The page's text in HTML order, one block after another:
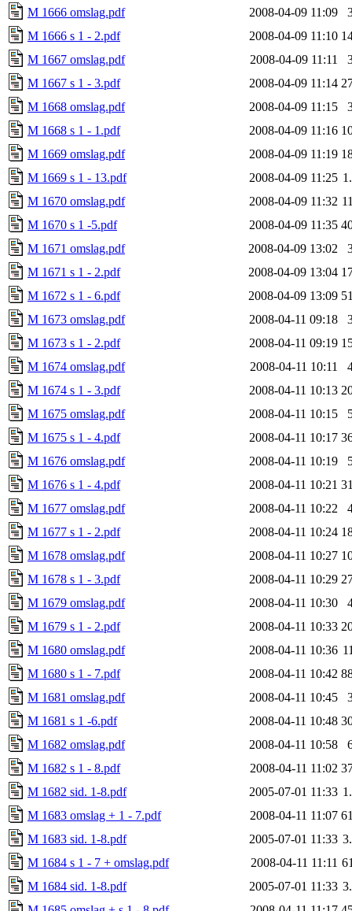
M 1666 omslag.pdf 2008-04-09 11:09
M 1666 s 1 - 2.pdf
2008-04-09 11:10
M 1667 omslag.pdf
2008-04-09 11:11
M 1667 s 1 - 3.pdf
2008-04-09 11:14
M 1668 omslag.pdf
2008-04-09 11:15
M 1668 s 1 - 1.pdf
2008-04-09 11:16
M 1669 omslag.pdf
2008-04-09 11:19
M 1669 s 1 - 13.pdf
2008-04-09 11:25
M 1670 omslag.pdf
2008-04-09 11:32
M 1670 s 1 -5.pdf
2008-04-09 11:35
M 1671 omslag.pdf
2008-04-09 13:02
M 1671 s 1 - 2.pdf
2008-04-09 13:04
M 1672 s 1 - 6.pdf
2008-04-09 13:09
M 1673 omslag.pdf
2008-04-11 09:18
M 1673 s 1 - 2.pdf
2008-04-11 09:19
M 1674 omslag.pdf
2008-04-11 10:11
M 1674 s 1 - 3.pdf
2008-04-11 10:13
M 1675 omslag.pdf
2008-04-11 10:15
M 1675 s 1 - 4.pdf
2008-04-11 10:17
M 1676 omslag.pdf
2008-04-11 10:19
M 1676 s 1 - 4.pdf
2008-04-11 10:21
M 1677 omslag.pdf
2008-04-11 10:22
M 1677 s 1 - 2.pdf
2008-04-11 10:24
M 1678 omslag.pdf
2008-04-11 10:27
M 1678 s 1 - 3.pdf
2008-04-11 10:29
M 1679 omslag.pdf
2008-04-11 10:30
M 1679 s 1 - 2.pdf
2008-04-11 10:33
M 1680 omslag.pdf
2008-04-11 10:36
M 1680 s 1 - 7.pdf
2008-04-11 10:42
M 1681 omslag.pdf
2008-04-11 10:45
M 1681 s 1 -6.pdf
2008-04-11 10:48
M 1682 omslag.pdf
2008-04-11 10:58
M 1682 s 1 - 8.pdf
2008-04-11 11:02
M 1682 sid. 1-8.pdf
2005-07-01 11:33
M 1683 omslag + 1 - 7.pdf
2008-04-11 11:07
M 1683 sid. 1-8.pdf
2005-07-01 11:33
M 1684 s 1 - 7 + omslag.pdf
2008-04-11 11:11
M 1684 sid. 1-8.pdf
2005-07-01 11:33